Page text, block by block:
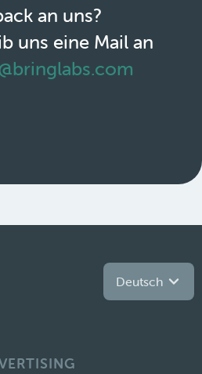
an uns?
uns eine Mail an
Deutsch